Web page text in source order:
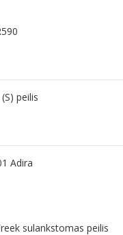
peilis
Adira
sulankstomas peilis